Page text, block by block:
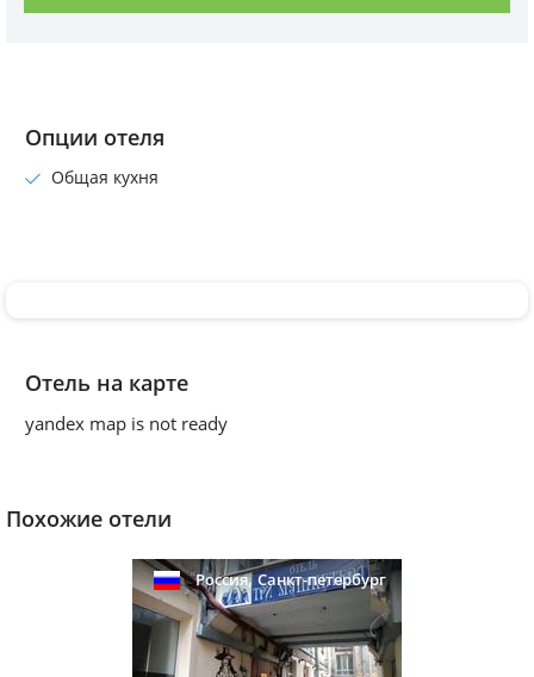
Опции отеля
Общая кухня
Отель на карте
yandex map is not ready
Похожие отели
Россия,Санкт-петербург